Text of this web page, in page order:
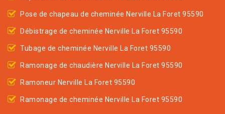
Pose de chapeau de cheminée Nerville La Foret 95590
Débistrage de cheminée Nerville La Foret 95590
Tubage de cheminée Nerville La Foret 95590
Ramonage de chaudière Nerville La Foret 95590
Ramoneur Nerville La Foret 95590
Ramonage de cheminée Nerville La Foret 95590